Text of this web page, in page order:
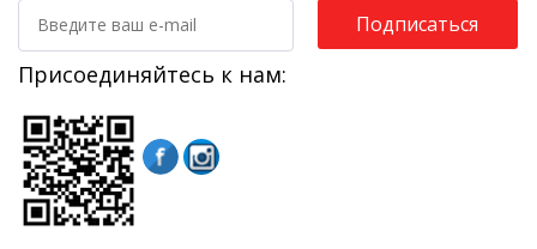
Подписаться
Присоединяйтесь к нам: